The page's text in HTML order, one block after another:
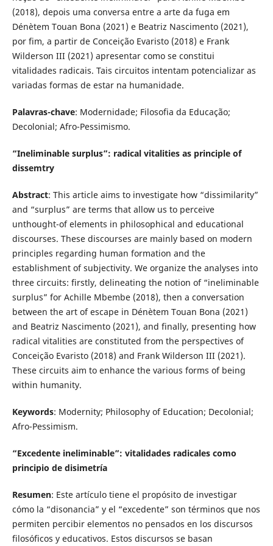
(2018), depois uma conversa entre a arte da fuga em
Dénètem Touan Bona (2021) e Beatriz Nascimento (2021),
por fim, a partir de Conceição Evaristo (2018) e Frank
Wilderson III (2021) apresentar como se constitui
vitalidades radicais. Tais circuitos intentam potencializar as
variadas formas de estar na humanidade.
Palavras-chave: Modernidade; Filosofia da Educação;
Decolonial; Afro-Pessimismo.
“Ineliminable surplus”: radical vitalities as principle of
dissemtry
Abstract: This article aims to investigate how “dissimilarity”
and “surplus” are terms that allow us to perceive
unthought-of elements in philosophical and educational
discourses. These discourses are mainly based on modern
principles regarding human formation and the
establishment of subjectivity. We organize the analyses into
three circuits: firstly, delineating the notion of “ineliminable
surplus” for Achille Mbembe (2018), then a conversation
between the art of escape in Dénètem Touan Bona (2021)
and Beatriz Nascimento (2021), and finally, presenting how
radical vitalities are constituted from the perspectives of
Conceição Evaristo (2018) and Frank Wilderson III (2021).
These circuits aim to enhance the various forms of being
within humanity.
Keywords: Modernity; Philosophy of Education; Decolonial;
Afro-Pessimism.
“Excedente ineliminable”: vitalidades radicales como
principio de disimetría
Resumen: Este artículo tiene el propósito de investigar
cómo la “disonancia” y el “excedente” son términos que nos
permiten percibir elementos no pensados en los discursos
filosóficos y educativos. Estos discursos se basan